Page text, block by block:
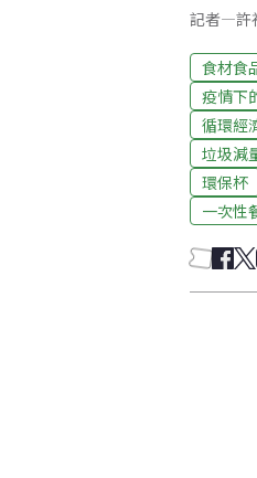
記者—許
食材食
疫情下
循環經
垃圾減
環保杯
一次性